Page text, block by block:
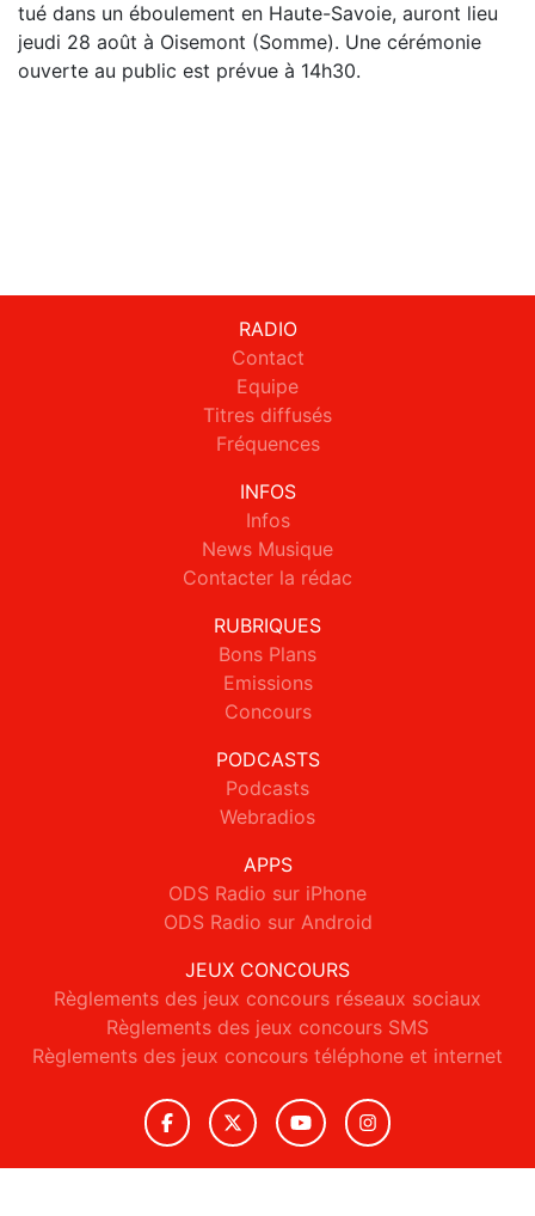
tué dans un éboulement en Haute-Savoie, auront lieu
jeudi 28 août à Oisemont (Somme). Une cérémonie
ouverte au public est prévue à 14h30.
RADIO
Contact
Equipe
Titres diffusés
Fréquences
INFOS
Infos
News Musique
Contacter la rédac
RUBRIQUES
Bons Plans
Emissions
Concours
PODCASTS
Podcasts
Webradios
APPS
ODS Radio sur iPhone
ODS Radio sur Android
JEUX CONCOURS
Règlements des jeux concours réseaux sociaux
Règlements des jeux concours SMS
Règlements des jeux concours téléphone et internet